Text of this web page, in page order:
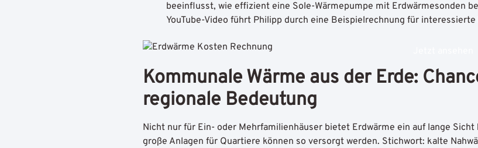
beeinflusst, wie effizient eine Sole-Wärmepumpe mit Erdwärmesonden
YouTube-Video führt Philipp durch eine Beispielrechnung für interessierte
Kommunale Wärme aus der Erde:
regionale Bedeutung
Nicht nur für Ein- oder Mehrfamilienhäuser bietet Erdwärme ein auf lange
große Anlagen für Quartiere können so versorgt werden. Stichwort: kalte